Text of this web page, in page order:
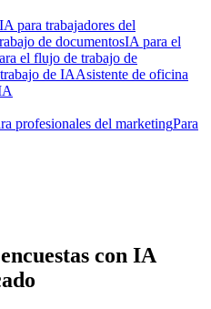
IA para trabajadores del
de documentosIA para el
el flujo de trabajo de
de IAAsistente de oficina
profesionales del marketingPara
con IA